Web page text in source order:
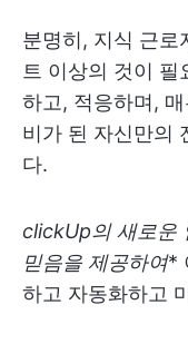
분명히, 지식 근로
트 이상의 것이 필
하고, 적응하며,
비가 된 자신만의
다.
clickUp의 새로운
믿음을 제공하여*
하고 자동화하고